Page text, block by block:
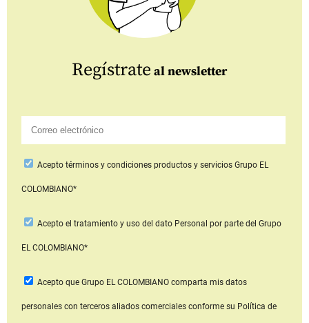
Regístrate al newsletter
Aceptotérminos y condiciones productos y serviciosGrupo EL
COLOMBIANO*
Acepto el tratamiento y uso del dato Personal por parte del Grupo
EL COLOMBIANO*
Acepto que Grupo EL COLOMBIANOcomparta mis datos
personales con terceros aliados comerciales conforme su Política de